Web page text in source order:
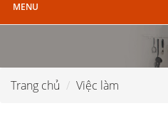
MENU
Trang chủ Việc làm